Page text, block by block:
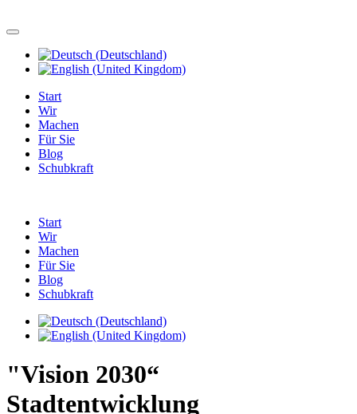
Start
Wir
Machen
Für Sie
Blog
Schubkraft
Start
Wir
Machen
Für Sie
Blog
Schubkraft
"Vision 2030“
Stadtentwicklung